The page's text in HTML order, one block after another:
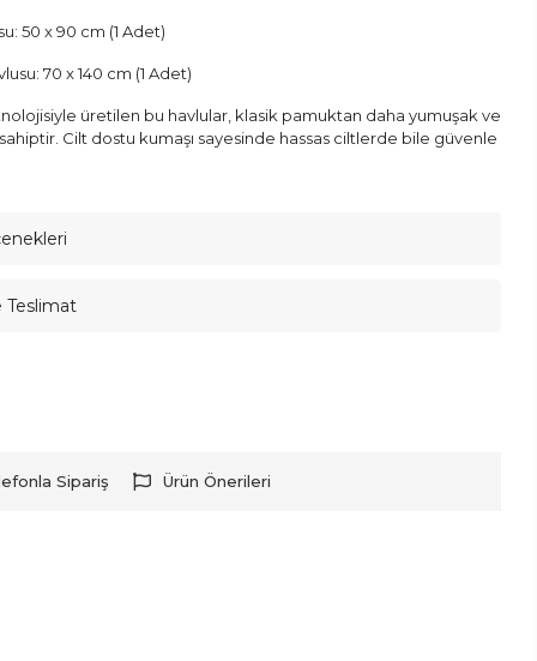
50 x 90 cm (1 Adet)
70 x 140 cm (1 Adet)
üretilen bu havlular, klasik pamuktan daha yumuşak ve
Cilt dostu kumaşı sayesinde hassas ciltlerde bile güvenle
Teslimat
Sipariş Ürün Önerileri